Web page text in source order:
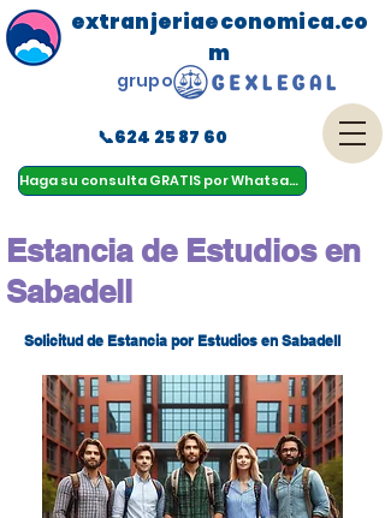
Haga su consulta GRATIS por Whatsapp
menu
extranjeriaeconomica.co
m
📞624 25 87 60
grupo
Estancia de Estudios en
Sabadell
Solicitud de Estancia por Estudios en Sabadell